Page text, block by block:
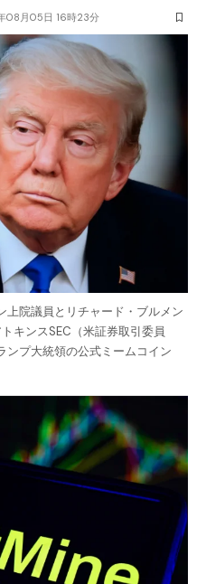
08月05日 16時23分
上院議員とリチャード・ブルメン
キンスSEC（米証券取引委員
ンプ大統領の公式ミームコイン